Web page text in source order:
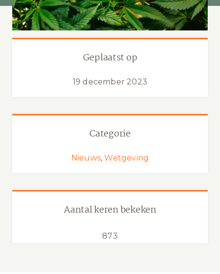
Categorie
Nieuws,Wetgeving
Geplaatst op
19 december 2023
Aantal keren bekeken
873